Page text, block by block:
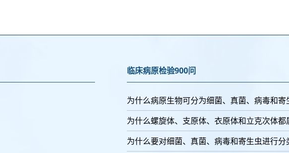
临床病原检验900问
为什么病原生物可分为细菌、真菌、病毒和寄
为什么螺旋体、支原体、衣原体和立克次体都
为什么要对细菌、真菌、病毒和寄生虫进行分